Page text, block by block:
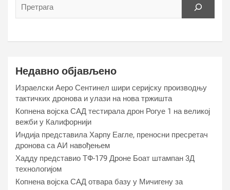
Недавно објављено
Израелски Аеро Сентинел шири серијску производњу
тактичких дронова и улази на нова тржишта
Копнена војска САД тестирала дрон Рогуе 1 на великој
вежби у Калифорнији
Индија представила Харпy Еагле, преносни пресретач
дронова са АИ навођењем
Хаддy представио ТФ-179 Дроне Боат штампан 3Д
технологијом
Копнена војска САД отвара базу у Мичигену за